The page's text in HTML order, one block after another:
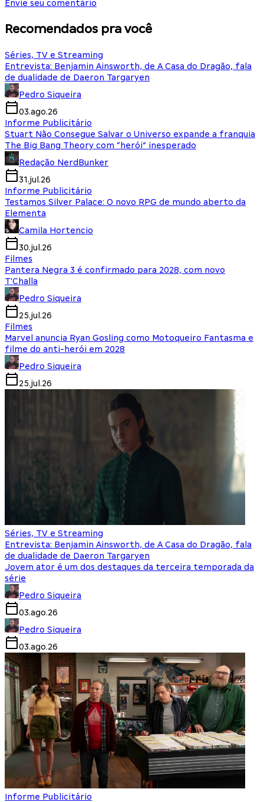
Envie seu comentário
Recomendados pra você
Séries, TV e Streaming
Entrevista: Benjamin Ainsworth, de A Casa do Dragão, fala
de dualidade de Daeron Targaryen
Pedro Siqueira
03.ago.26
Informe Publicitário
Stuart Não Consegue Salvar o Universo expande a franquia
The Big Bang Theory com “herói” inesperado
Redação NerdBunker
31.jul.26
Informe Publicitário
Testamos Silver Palace: O novo RPG de mundo aberto da
Elementa
Camila Hortencio
30.jul.26
Filmes
Pantera Negra 3 é confirmado para 2028, com novo
T'Challa
Pedro Siqueira
25.jul.26
Filmes
Marvel anuncia Ryan Gosling como Motoqueiro Fantasma e
filme do anti-herói em 2028
Pedro Siqueira
25.jul.26
Séries, TV e Streaming
Entrevista: Benjamin Ainsworth, de A Casa do Dragão, fala
de dualidade de Daeron Targaryen
Jovem ator é um dos destaques da terceira temporada da
série
Pedro Siqueira
03.ago.26
Pedro Siqueira
03.ago.26
Informe Publicitário